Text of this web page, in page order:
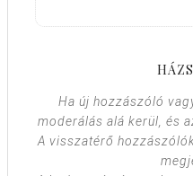
Ha új hozzászóló
moderálás alá kerül, és
A visszatérő